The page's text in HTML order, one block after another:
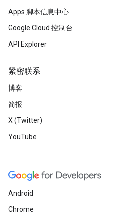
Apps 脚本信息中心
Google Cloud 控制台
API Explorer
紧密联系
博客
简报
X (Twitter)
YouTube
Android
Chrome